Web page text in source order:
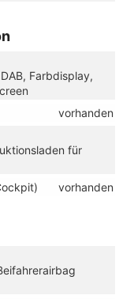
Farbdisplay,
vorhanden
für
vorhanden